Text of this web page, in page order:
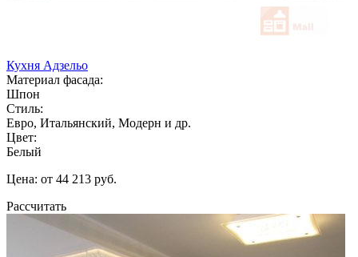
Кухня Адзельо
Материал фасада:
Шпон
Стиль:
Евро, Итальянский, Модерн и др.
Цвет:
Белый
Цена: от 44 213 руб.
Рассчитать